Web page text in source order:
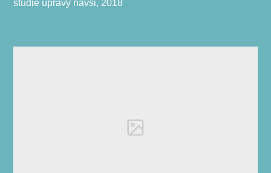
studie úpravy návsi, 2018